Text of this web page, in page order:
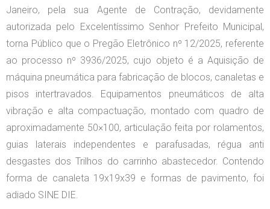
Janeiro, pela sua Agente de Contração, devidamente
autorizada pelo Excelentíssimo Senhor Prefeito Municipal,
torna Público que o Pregão Eletrônico nº 12/2025, referente
ao processo nº 3936/2025, cujo objeto é a Aquisição de
máquina pneumática para fabricação de blocos, canaletas e
pisos intertravados. Equipamentos pneumáticos de alta
vibração e alta compactuação, montado com quadro de
aproximadamente 50×100, articulação feita por rolamentos,
guias laterais independentes e parafusadas, régua anti
desgastes dos Trilhos do carrinho abastecedor. Contendo
forma de canaleta 19x19x39 e formas de pavimento, foi
adiado SINE DIE.